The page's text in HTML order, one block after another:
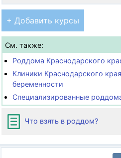
+ Добавить курсы
См. также:
Роддома Краснодарского
Клиники Краснодарского
беременности
Специализированные
Что взять в роддом?